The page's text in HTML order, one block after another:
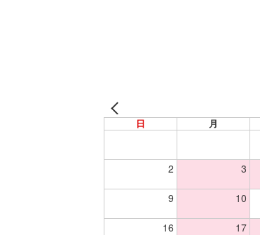
日 月
2 3
9 10
16 17